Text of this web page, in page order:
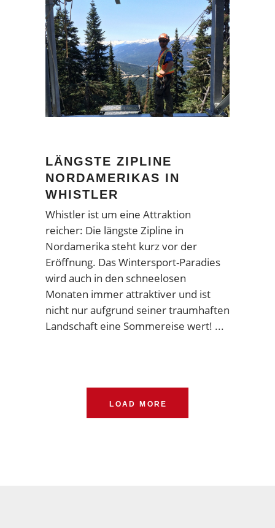
LÄNGSTE ZIPLINE
NORDAMERIKAS IN
WHISTLER
Whistler ist um eine Attraktion
reicher: Die längste Zipline in
Nordamerika steht kurz vor der
Eröffnung. Das Wintersport-Paradies
wird auch in den schneelosen
Monaten immer attraktiver und ist
nicht nur aufgrund seiner traumhaften
Landschaft eine Sommereise wert!
LOAD MORE